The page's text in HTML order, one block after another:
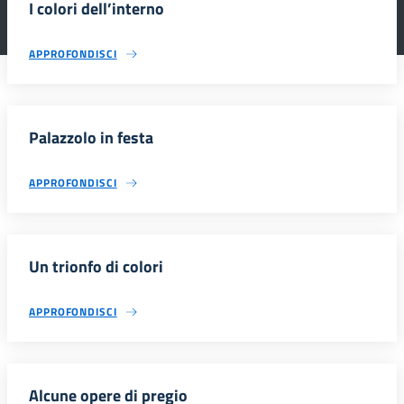
I colori dell’interno
APPROFONDISCI
Palazzolo in festa
APPROFONDISCI
Un trionfo di colori
APPROFONDISCI
Alcune opere di pregio